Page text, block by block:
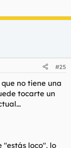
#25
no tiene una
tocarte un
"estás loco", lo